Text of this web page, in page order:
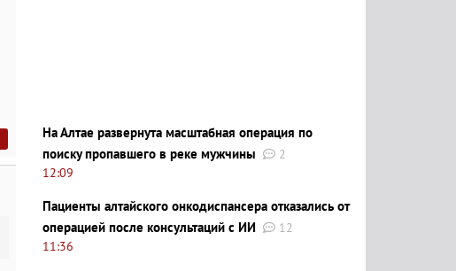
На Алтае развернута масштабная операция по
поиску пропавшего в реке мужчины
2
12:09
Пациенты алтайского онкодиспансера отказались от
операцией после консультаций с ИИ
12
11:36